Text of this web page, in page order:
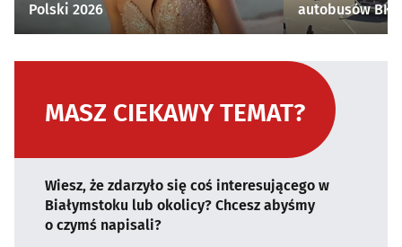
Polski 2026
autobusów
MASZ CIEKAWY TEMAT?
Wiesz, że zdarzyło się coś interesującego w
Białymstoku lub okolicy? Chcesz abyśmy
o czymś napisali?